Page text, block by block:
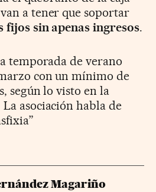
a tener que soportar
fijos sin apenas ingresos.
temporada de verano
con un mínimo de
según lo visto en la
asociación habla de
Magariño